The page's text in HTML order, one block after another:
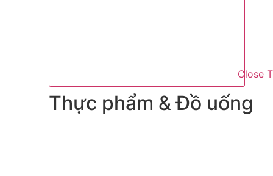
Close
Thực phẩm & Đồ uống